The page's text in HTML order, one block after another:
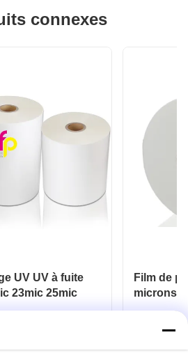
connexes
UV UV à fuite
23mic 25mic
prix
Film de
microns -
pour